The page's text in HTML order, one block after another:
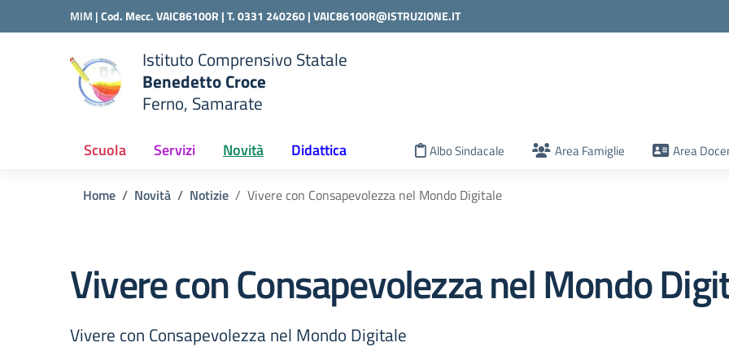
Vai ai contenuti
Vai al menu di navigazione
MIM |Cod. Mecc. VAIC86100R | T. 0331 240260 |VAIC86100R@ISTRUZIONE.IT
scuola
Istituto Comprensivo Statale
Benedetto Croce
Ferno, Samarate
Scuola Servizi Novità Didattica Albo Sindacale Area Famiglie Area
Home Novità Notizie Vivere con Consapevolezza nel Mondo Digitale
Vivere con Consapevolezza nel Mondo
Vivere con Consapevolezza nel Mondo Digitale